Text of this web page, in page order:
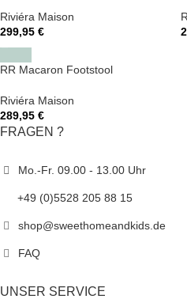
Riviéra Maison
299,95 €
RR Macaron Footstool
Riviéra Maison
289,95 €
FRAGEN ?
Mo.-Fr. 09.00 - 13.00 Uhr
+49 (0)5528 205 88 15
shop@sweethomeandkids.de
FAQ
UNSER SERVICE